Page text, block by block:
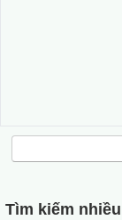
Tìm kiếm